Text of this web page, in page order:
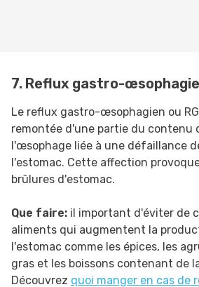
7. Reflux gastro-
Le reflux gastro-œsophagien ou
remontée d'une partie du contenu
l'œsophage liée à une défaillance
l'estomac. Cette affection
brûlures d'estomac.
Que faire: il important d'éviter de
aliments qui augmentent la
l'estomac comme les épices, les
gras et les boissons contenant de
Découvrez quoi manger en cas de